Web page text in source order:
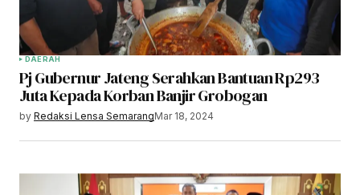
DAERAH
Pj Gubernur Jateng Serahkan Bantuan Rp293
Juta Kepada Korban Banjir Grobogan
by Redaksi Lensa SemarangMar 18, 2024